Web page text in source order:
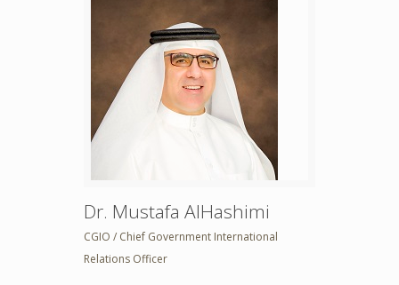
Dr. Mustafa AlHashimi
CGIO / Chief Government International
Relations Officer